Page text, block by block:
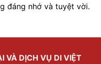
đáng nhớ và tuyệt vời.
VÀ DỊCH VỤ DI VIỆT